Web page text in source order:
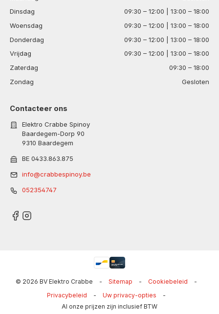
Dinsdag
09:30 – 12:00 | 13:00 – 18:00
Woensdag
09:30 – 12:00 | 13:00 – 18:00
Donderdag
09:30 – 12:00 | 13:00 – 18:00
Vrijdag
09:30 – 12:00 | 13:00 – 18:00
Zaterdag
09:30 – 18:00
Zondag
Gesloten
Contacteer ons
Elektro Crabbe Spinoy
Baardegem-Dorp 90
9310 Baardegem
BE 0433.863.875
info@crabbespinoy.be
052354747
© 2026 BV Elektro Crabbe - Sitemap - Cookiebeleid
-
Privacybeleid
- Uw privacy-opties
-
Al onze prijzen zijn inclusief BTW